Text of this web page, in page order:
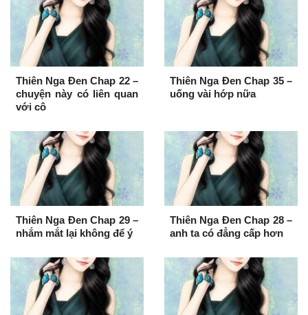
Thiên Nga Đen Chap 22 –
chuyện này có liên quan
với cô
Thiên Nga Đen Chap 35 –
uống vài hớp nữa
Thiên Nga Đen Chap 29 –
nhắm mắt lại không để ý
Thiên Nga Đen Chap 28 –
anh ta có đẳng cấp hơn